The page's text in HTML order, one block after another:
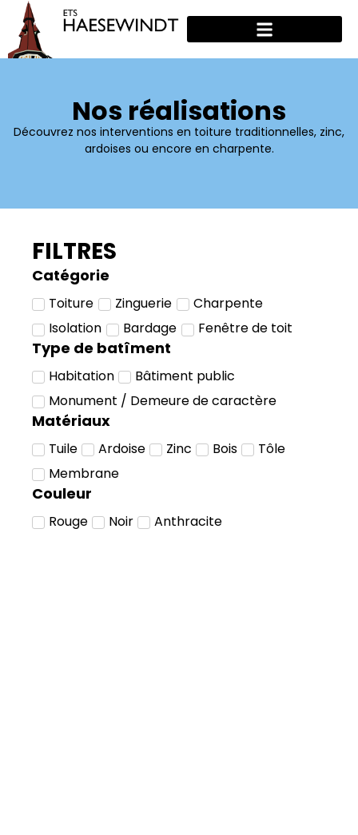
Nos réalisations
Découvrez nos interventions en toiture traditionnelles, zinc,
ardoises ou encore en charpente.
FILTRES
Catégorie
Toiture Zinguerie
Charpente
Isolation
Bardage Fenêtre de toit
Type de batîment
Habitation
Bâtiment public
Monument / Demeure de caractère
Matériaux
Tuile Ardoise Zinc Bois
Tôle
Membrane
Couleur
Rouge Noir Anthracite